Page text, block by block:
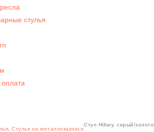
стулья
оплата
,Стулья на металлокаркасе
Стул Hillary, серый/золото